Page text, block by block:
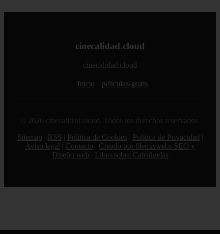
cinecalidad.cloud
cinecalidad.cloud
Inicio peliculas-gratis
© 2026 cinecalidad.cloud. Todos los derechos reservados.
Sitemap
RSS Política de Cookies Política de Privacidad
Aviso legal
Contacto
Creado por 0lemiswebs SEO y
Diseño web
Libro sobre Cabañuelas